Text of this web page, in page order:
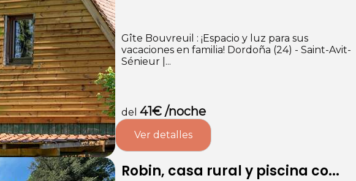
Gîte Bouvreuil : ¡Espacio y luz para sus
vacaciones en familia! Dordoña (24) - Saint-Avit-
Sénieur |...
del 41€ /noche
Ver detalles
Robin, casa rural y piscina co...